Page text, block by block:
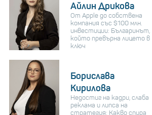
Айлин Дрикова
От Apple до собствена
компания със $100 млн.
инвестиции: Българинът,
който превърна лицето в
ключ
Борислава
Кирилова
Недостиг на кадри, слаба
реклама и липса на
стратегия: Какво спира